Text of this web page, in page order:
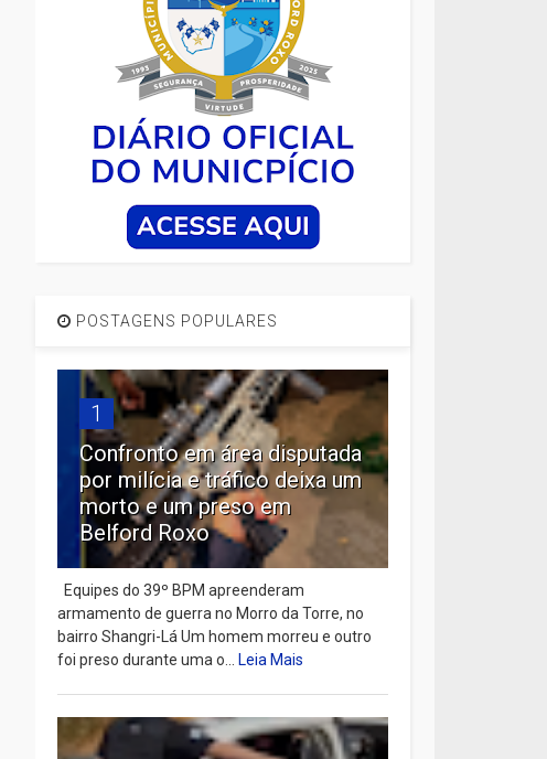
POSTAGENS POPULARES
1
Confronto em área disputada
por milícia e tráfico deixa um
morto e um preso em
Belford Roxo
Equipes do 39º BPM apreenderam
armamento de guerra no Morro da Torre, no
bairro Shangri-Lá Um homem morreu e outro
foi preso durante uma o...Leia Mais